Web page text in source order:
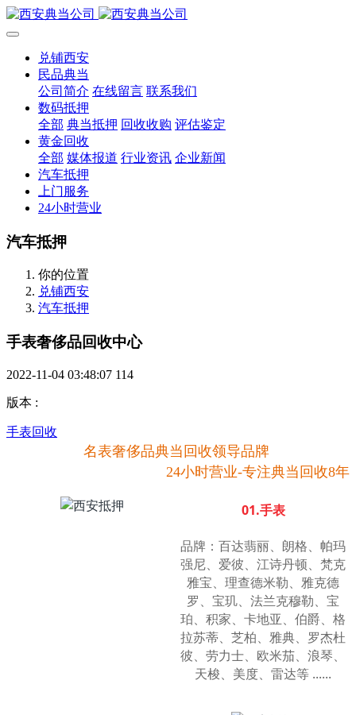
兑铺西安
民品典当
公司简介 在线留言 联系我们
数码抵押
全部 典当抵押 回收收购 评估鉴定
黄金回收
全部 媒体报道 行业资讯 企业新闻
汽车抵押
上门服务
24小时营业
汽车抵押
你的位置
兑铺西安
汽车抵押
手表奢侈品回收中心
2022-11-04 03:48:07 114
版本 :
手表回收
名表奢侈品典当回收领导品牌
24小时营业-专注典当回收8年
01.手表
品牌：百达翡丽、朗格、帕玛
强尼、爱彼、江诗丹顿、梵克
雅宝、理查德米勒、雅克德
罗、宝玑、法兰克穆勒、宝
珀、积家、卡地亚、伯爵、格
拉苏蒂、芝柏、雅典、罗杰杜
彼、劳力士、欧米茄、浪琴、
天梭、美度、雷达等 ......